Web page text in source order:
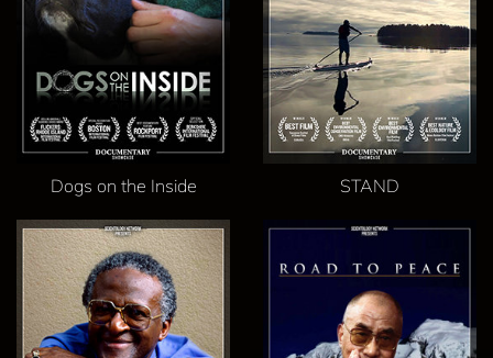
Dogs on the Inside STAND